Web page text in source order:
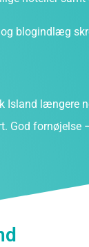
blogindlæg
længere
God fornøjelse